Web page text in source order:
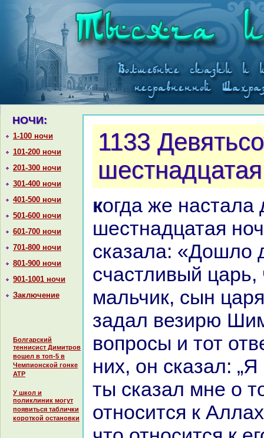
НОЧИ:
1-100 ночи
101-200 ночи
201-300 ночи
301-400 ночи
401-500 ночи
501-600 ночи
601-700 ночи
701-800 ночи
801-900 ночи
901-1001 ночи
Заключение
Болгарский
теннисист Димитров
вошел в топ-5 в
Чемпионской гонке
АТР
У школ и
поликлиник могут
появиться таблички
короткой остановки
1133
кoгда же нaстала девятьсот
шестнaдцатая
сказала: «Дошло
счастливый царь,
мальчик, сын
задал везирю
вопросы и тот
них, он сказал:
ты сказал мне о
относится к